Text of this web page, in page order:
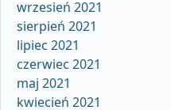
wrzesień 2021
sierpień 2021
lipiec 2021
czerwiec 2021
maj 2021
kwiecień 2021